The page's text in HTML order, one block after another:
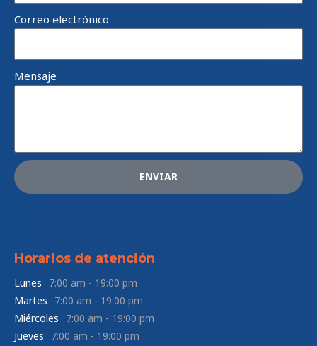
Correo electrónico
Mensaje
ENVIAR
Horarios de atención
Lunes
7:00 am - 19:00 pm
Martes
7:00 am - 19:00 pm
Miércoles
7:00 am - 19:00 pm
Jueves
7:00 am - 19:00 pm